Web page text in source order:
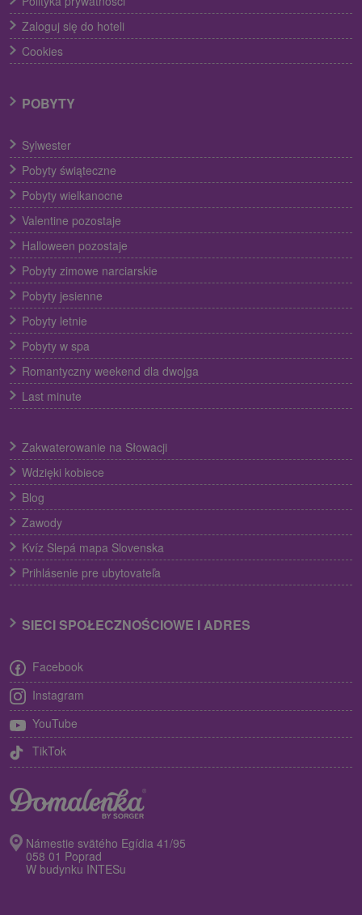
Zaloguj się do hoteli
Cookies
POBYTY
Sylwester
Pobyty świąteczne
Pobyty wielkanocne
Valentine pozostaje
Halloween pozostaje
Pobyty zimowe narciarskie
Pobyty jesienne
Pobyty letnie
Pobyty w spa
Romantyczny weekend dla dwojga
Last minute
Zakwaterowanie na Słowacji
Wdzięki kobiece
Blog
Zawody
Kvíz Slepá mapa Slovenska
Prihlásenie pre ubytovateľa
SIECI SPOŁECZNOŚCIOWE I ADRES
Facebook
Instagram
YouTube
TikTok
Námestie svätého Egídia 41/95
058 01 Poprad
W budynku INTESu